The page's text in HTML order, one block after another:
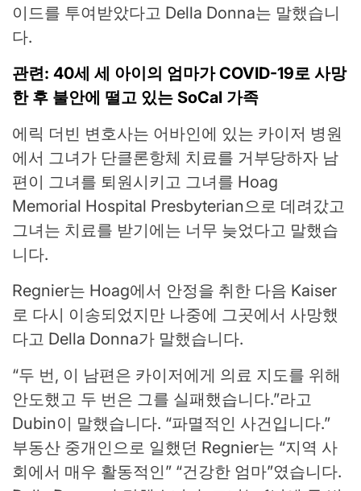
이드를 투여받았다고 Della Donna는 말했습니
다.
관련: 40세 세 아이의 엄마가 COVID-19로 사망
한 후 불안에 떨고 있는 SoCal 가족
에릭 더빈 변호사는 어바인에 있는 카이저 병원
에서 그녀가 단클론항체 치료를 거부당하자 남
편이 그녀를 퇴원시키고 그녀를 Hoag
Memorial Hospital Presbyterian으로 데려갔고
그녀는 치료를 받기에는 너무 늦었다고 말했습
니다.
Regnier는 Hoag에서 안정을 취한 다음 Kaiser
로 다시 이송되었지만 나중에 그곳에서 사망했
다고 Della Donna가 말했습니다.
“두 번, 이 남편은 카이저에게 의료 지도를 위해
안도했고 두 번은 그를 실패했습니다.”라고
Dubin이 말했습니다. “파멸적인 사건입니다.”
부동산 중개인으로 일했던 Regnier는 “지역 사
회에서 매우 활동적인” “건강한 엄마”였습니다.